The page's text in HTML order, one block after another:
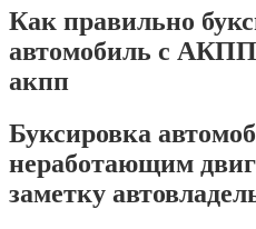
Как правильно
автомобиль с
акпп
Буксировка
неработающим
заметку